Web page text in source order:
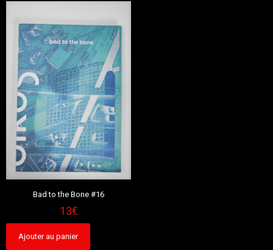
Bad to the Bone #16
13€
Ajouter au panier